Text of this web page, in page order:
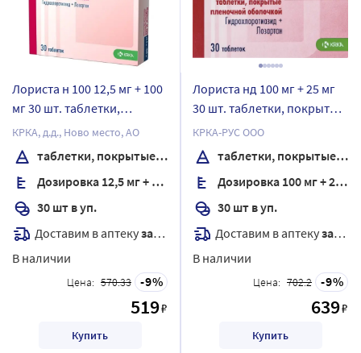
Лориста н 100 12,5 мг + 100
мг 30 шт. таблетки,
покрытые пленочной
оболочкой
КРКА, д.д., Ново место, АО
таблетки, покрытые пленочной оболочкой
Дозировка 12,5 мг + 100 мг
30 шт в уп.
Доставим в аптекузавтра
В наличии
Цена: 570.33 9
519₽
Купить
Лориста нд 100 мг + 25 мг
30 шт. таблетки, покрытые
пленочной оболочкой
КРКА-РУС ООО
таблетки, покрытые пленочной оболочкой
Дозировка 100 мг + 25 мг
30 шт в уп.
Доставим в аптекузавтра
В наличии
Цена: 702.2 9
639₽
Купить